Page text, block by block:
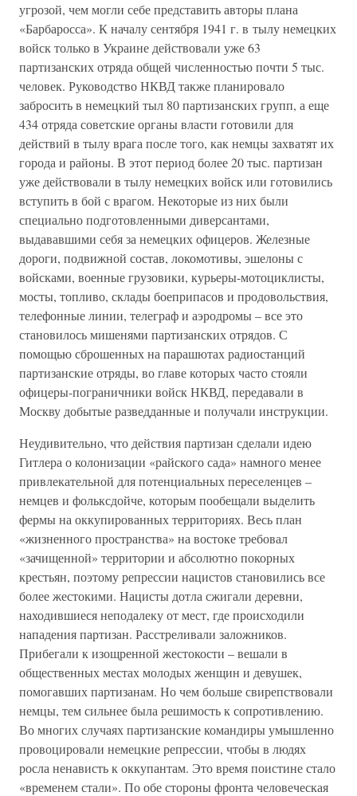
угрозой, чем могли себе представить авторы плана
«Барбаросса». К началу сентября 1941 г. в тылу немецких
войск только в Украине действовали уже 63
партизанских отряда общей численностью почти 5 тыс.
человек. Руководство НКВД также планировало
забросить в немецкий тыл 80 партизанских групп, а еще
434 отряда советские органы власти готовили для
действий в тылу врага после того, как немцы захватят их
города и районы. В этот период более 20 тыс. партизан
уже действовали в тылу немецких войск или готовились
вступить в бой с врагом. Некоторые из них были
специально подготовленными диверсантами,
выдававшими себя за немецких офицеров. Железные
дороги, подвижной состав, локомотивы, эшелоны с
войсками, военные грузовики, курьеры-мотоциклисты,
мосты, топливо, склады боеприпасов и продовольствия,
телефонные линии, телеграф и аэродромы – все это
становилось мишенями партизанских отрядов. С
помощью сброшенных на парашютах радиостанций
партизанские отряды, во главе которых часто стояли
офицеры-пограничники войск НКВД, передавали в
Москву добытые разведданные и получали инструкции.
Неудивительно, что действия партизан сделали идею
Гитлера о колонизации «райского сада» намного менее
привлекательной для потенциальных переселенцев –
немцев и фольксдойче, которым пообещали выделить
фермы на оккупированных территориях. Весь план
«жизненного пространства» на востоке требовал
«зачищенной» территории и абсолютно покорных
крестьян, поэтому репрессии нацистов становились все
более жестокими. Нацисты дотла сжигали деревни,
находившиеся неподалеку от мест, где происходили
нападения партизан. Расстреливали заложников.
Прибегали к изощренной жестокости – вешали в
общественных местах молодых женщин и девушек,
помогавших партизанам. Но чем больше свирепствовали
немцы, тем сильнее была решимость к сопротивлению.
Во многих случаях партизанские командиры умышленно
провоцировали немецкие репрессии, чтобы в людях
росла ненависть к оккупантам. Это время поистине стало
«временем стали». По обе стороны фронта человеческая